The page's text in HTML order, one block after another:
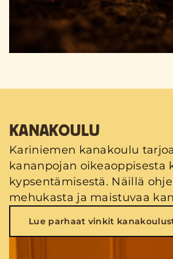
KANAKOULU
Kariniemen kanakoulu
kananpojan oikeaoppisesta
kypsentämisestä. Näillä
mehukasta ja maistuvaa
Lue parhaat vinkit